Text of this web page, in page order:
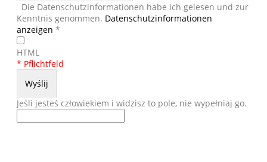
Die Datenschutzinformationen habe ich gelesen und zur
Kenntnis genommen. Datenschutzinformationen
anzeigen *
HTML
* Pflichtfeld
Jeśli jesteś człowiekiem i widzisz to pole, nie wypełniaj go.